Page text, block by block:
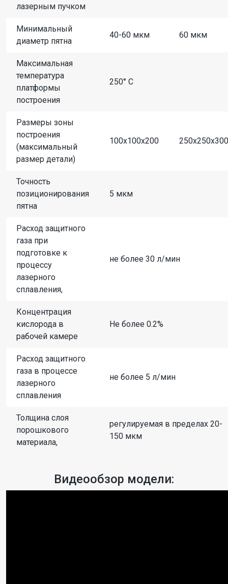
лазерным пучком
Минимальный
диаметр пятна
40-60 мкм 60 мкм
Максимальная
температура
платформы
построения
250° С
Размеры зоны
построения
(максимальный
размер детали)
100х100х200 250х250х300
Точность
позиционирования
пятна
5 мкм
Расход защитного
газа при
подготовке к
процессу
лазерного
сплавления,
не более 30 л/мин
Концентрация
кислорода в
рабочей камере
Не более 0.2%
Расход защитного
газа в процессе
лазерного
сплавления
не более 5 л/мин
Толщина слоя
порошкового
материала,
регулируемая в пределах 20-
150 мкм
Видеообзор модели: